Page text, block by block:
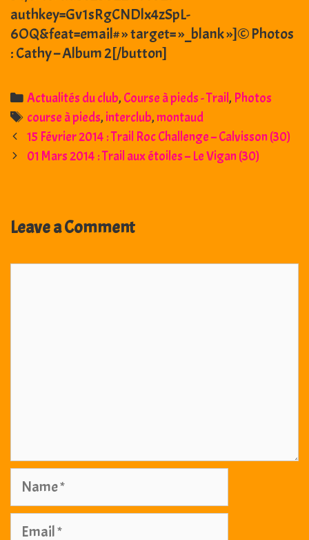
authkey=Gv1sRgCNDlx4zSpL-
6OQ&feat=email# » target= »_blank »]© Photos
: Cathy – Album 2[/button]
Categories
Actualités du club, Course à pieds - Trail, Photos
Tags
course à pieds, interclub,montaud
Post
navigation
15 Février 2014 : Trail Roc Challenge – Calvisson (30)
01 Mars 2014 : Trail aux étoiles – Le Vigan (30)
Leave a Comment
Name
Email